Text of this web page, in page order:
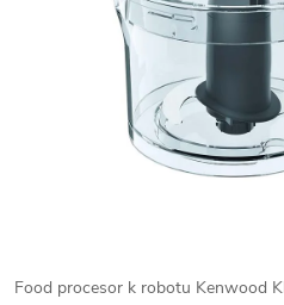
Food procesor k robotu Kenwood